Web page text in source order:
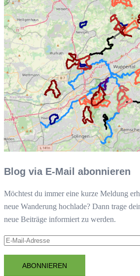
Blog via E-Mail abonnieren
Möchtest du immer eine kurze Meldung
neue Wanderung hochlade? Dann trage
neue Beiträge informiert zu werden.
E-
AdresseABONNIEREN